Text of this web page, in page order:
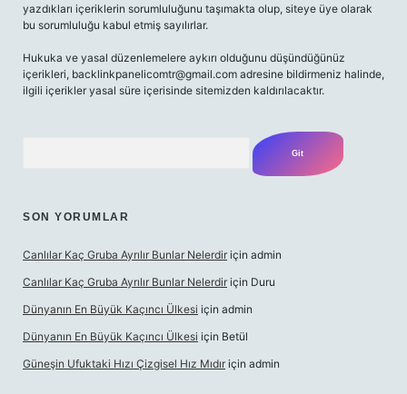
yazdıkları içeriklerin sorumluluğunu taşımakta olup, siteye üye olarak
bu sorumluluğu kabul etmiş sayılırlar.
Hukuka ve yasal düzenlemelere aykırı olduğunu düşündüğünüz
içerikleri, backlinkpanelicomtr@gmail.com adresine bildirmeniz halinde,
ilgili içerikler yasal süre içerisinde sitemizden kaldırılacaktır.
SON YORUMLAR
Canlılar Kaç Gruba Ayrılır Bunlar Nelerdir için admin
Canlılar Kaç Gruba Ayrılır Bunlar Nelerdir için Duru
Dünyanın En Büyük Kaçıncı Ülkesi için admin
Dünyanın En Büyük Kaçıncı Ülkesi için Betül
Güneşin Ufuktaki Hızı Çizgisel Hız Mıdır için admin